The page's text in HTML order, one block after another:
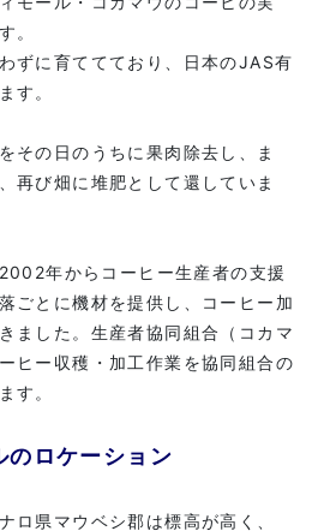
。
ずに育ててており、日本のJAS有
す。
その日のうちに果肉除去し、ま
再び畑に堆肥として還していま
年からコーヒー生産者の支援
ごとに機材を提供し、コーヒー加
ました。生産者協同組合（コカマ
ヒー収穫・加工作業を協同組合の
す。
のロケーション
ロ県マウベシ郡は標高が高く、